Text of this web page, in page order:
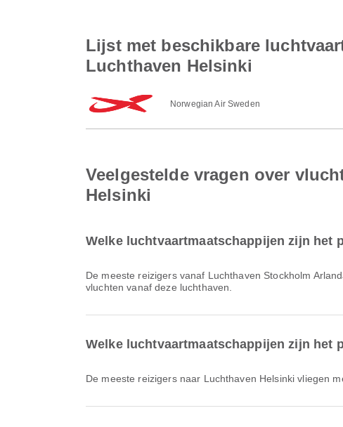
Lijst met beschikbare
Luchthaven Helsinki
Norwegian Air Sweden
Veelgestelde vragen over
Helsinki
Welke luchtvaartmaatschappijen zijn het
De meeste reizigers vanaf Luchthaven Stockholm
vluchten vanaf deze luchthaven.
Welke luchtvaartmaatschappijen zijn het
De meeste reizigers naar Luchthaven Helsinki vliegen